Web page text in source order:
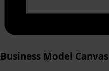
Business Model Canvas